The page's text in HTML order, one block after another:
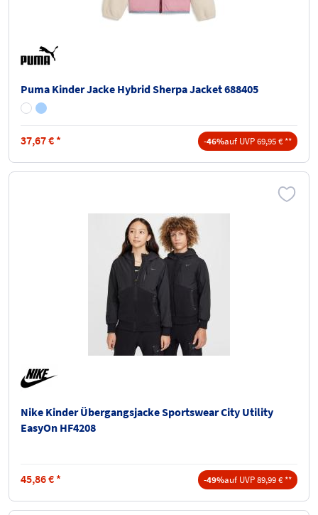
Puma Kinder Jacke Hybrid Sherpa Jacket 688405
37,67€ * -46%auf UVP 69,95 € **
Nike Kinder Übergangsjacke Sportswear City Utility
EasyOn HF4208
45,86€ * -49%auf UVP 89,99 € **